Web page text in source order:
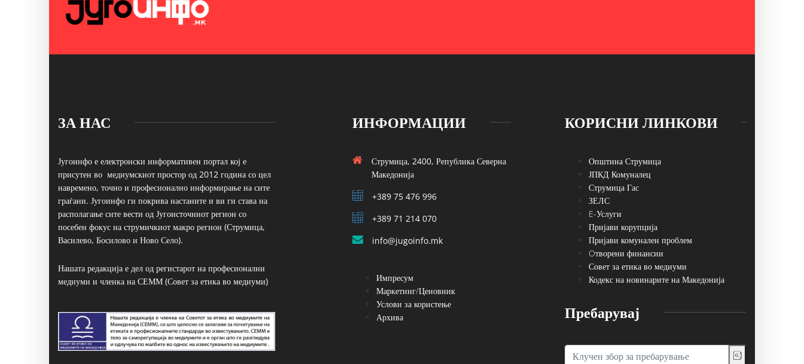
ЗА НАС
Југоинфо е електронски информативен портал кој е
присутен во медиумскиот простор од 2012 година со цел
навремено, точно и професионално информирање на сите
граѓани. Југоинфо ги покрива настаните и ви ги става на
располагање сите вести од Југоисточниот регион со
посебен фокус на струмичкиот макро регион (Струмица,
Василево, Босилово и Ново Село).
Нашата редакција е дел од регистарот на професионални
медиуми и членка на СЕММ (Совет за етика во медиуми)
ИНФОРМАЦИИ
Струмица, 2400, Република Северна
Македонија
+389 75 476 996
+389 71 214 070
info@jugoinfo.mk
Импресум
Маркетинг/Ценовник
Услови за користење
Архива
КОРИСНИ ЛИНКОВИ
Општина Струмица
ЈПКД Комуналец
Струмица Гас
ЗЕЛС
E-Услуги
Пријави корупција
Пријави комунален проблем
Oтворени финансии
Совет за етика во медиуми
Кодекс на новинарите на Македонија
Пребарувај